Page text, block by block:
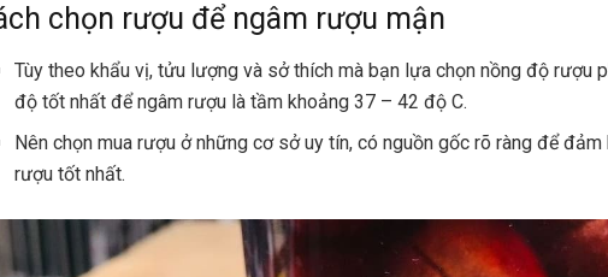
chọn rượu để ngâm rượu mận
Tùy theo khẩu vị, tửu lượng và sở thích mà bạn lựa chọn nồng độ rượu
độ tốt nhất để ngâm rượu là tầm khoảng 37 – 42 độ C.
Nên chọn mua rượu ở những cơ sở uy tín, có nguồn gốc rõ ràng để
rượu tốt nhất.